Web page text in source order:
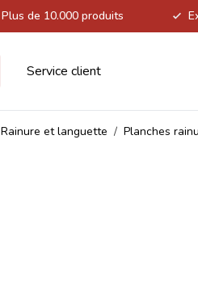
Plus de 10.000 produits
Service client
Rainure et languette / Planches